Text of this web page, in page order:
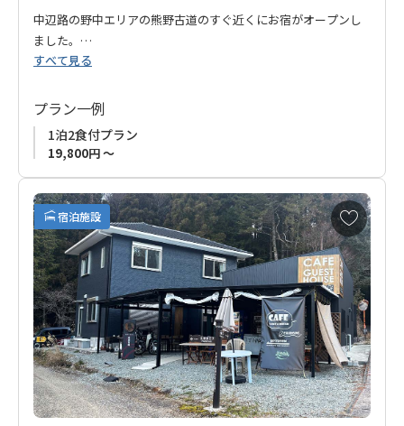
中辺路の野中エリアの熊野古道のすぐ近くにお宿がオープンし
ました。
熊野のパワーに魅かれたオーナーが、ご縁があって東京からIタ
以前は商店だった建物をリフォームされております。
山の斜面を利用して建てられているので、２階3階への客室への
階段はまるで忍者屋敷！
お客様と地域といろんなご縁をつなげていきたい、また、お宿
限の夢が広がる、将来楽しみなお宿です。
熊野古道からも近く、ウォークの拠点としても大変便利です。
すべて見る
プラン一例
1泊2食付プラン
19,800円 ～
宿泊施設
お
気
に
入
り
に
追
加